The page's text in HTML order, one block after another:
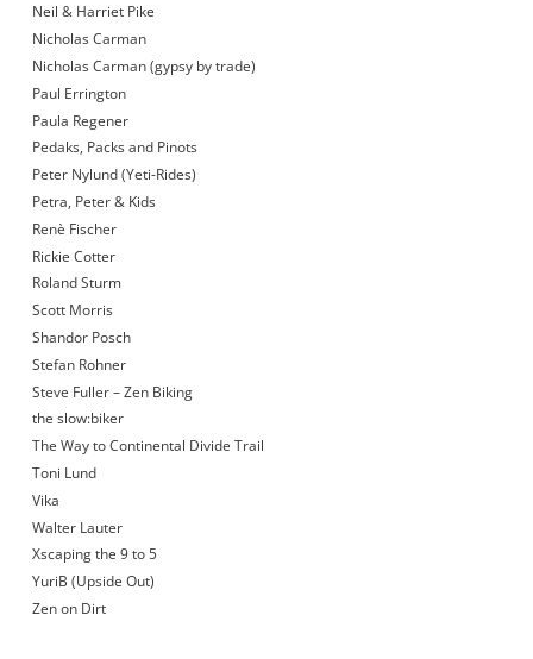
Neil & Harriet Pike
Nicholas Carman
Nicholas Carman (gypsy by trade)
Paul Errington
Paula Regener
Pedaks, Packs and Pinots
Peter Nylund (Yeti-Rides)
Petra, Peter & Kids
Renè Fischer
Rickie Cotter
Roland Sturm
Scott Morris
Shandor Posch
Stefan Rohner
Steve Fuller – Zen Biking
the slow:biker
The Way to Continental Divide Trail
Toni Lund
Vika
Walter Lauter
Xscaping the 9 to 5
YuriB (Upside Out)
Zen on Dirt